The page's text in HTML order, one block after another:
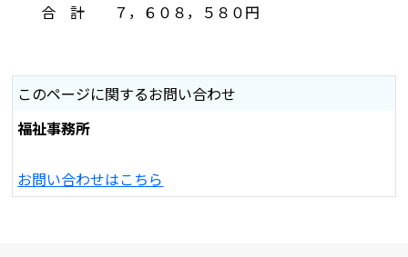
合 計 ７，６０８，５８０円
このページに関するお問い合わせ
福祉事務所
お問い合わせはこちら